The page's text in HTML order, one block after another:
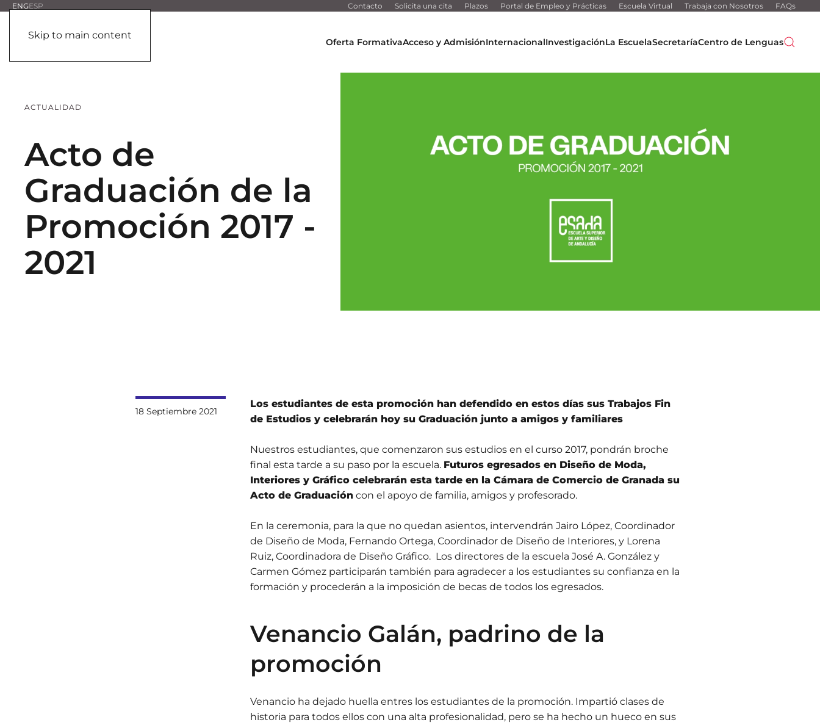
Skip to main content
ENGESP Contacto Solicita una cita Plazos Portal de Empleo y Prácticas Escuela Virtual Trabaja con Nosotros FAQs
Oferta FormativaAcceso y AdmisiónInternacionalInvestigaciónLa EscuelaSecretaríaCentro de Lenguas
ACTUALIDAD
Acto de
Graduación de la
Promoción 2017 -
2021
18 Septiembre 2021
Los estudiantes de esta promoción han defendido en estos días sus Trabajos Fin
de Estudios y celebrarán hoy su Graduación junto a amigos y familiares
Nuestros estudiantes, que comenzaron sus estudios en el curso 2017, pondrán broche
final esta tarde a su paso por la escuela. Futuros egresados en Diseño de Moda,
Interiores y Gráfico celebrarán esta tarde en la Cámara de Comercio de Granada su
Acto de Graduación con el apoyo de familia, amigos y profesorado.
En la ceremonia, para la que no quedan asientos, intervendrán Jairo López, Coordinador
de Diseño de Moda, Fernando Ortega, Coordinador de Diseño de Interiores, y Lorena
Ruiz, Coordinadora de Diseño Gráfico. Los directores de la escuela José A. González y
Carmen Gómez participarán también para agradecer a los estudiantes su confianza en la
formación y procederán a la imposición de becas de todos los egresados.
Venancio Galán, padrino de la
promoción
Venancio ha dejado huella entres los estudiantes de la promoción. Impartió clases de
historia para todos ellos con una alta profesionalidad, pero se ha hecho un hueco en sus